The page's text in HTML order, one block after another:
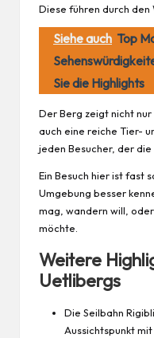
Diese führen durch den
Siehe auch Top
Sie die Highlights
Der Berg zeigt nicht
auch eine reiche Tier-
jeden Besucher, der die
Ein Besuch hier ist fast
Umgebung besser
mag, wandern will,
möchte.
Weitere
Uetlibergs
Die Seilbahn
Aussichtspunkt